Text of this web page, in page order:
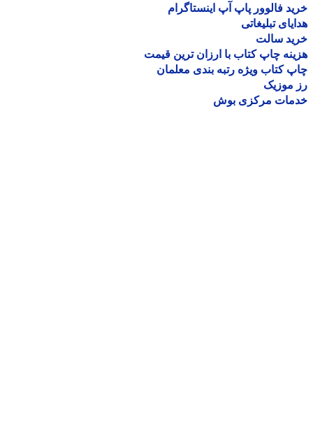
فالوور پاپ آپ اینستاگرام
تبلیغاتی
سالت
چاپ کتاب با ارزان ترین قیمت
کتاب ویژه رتبه بندی معلمان
موزیک
مرکزی بوش